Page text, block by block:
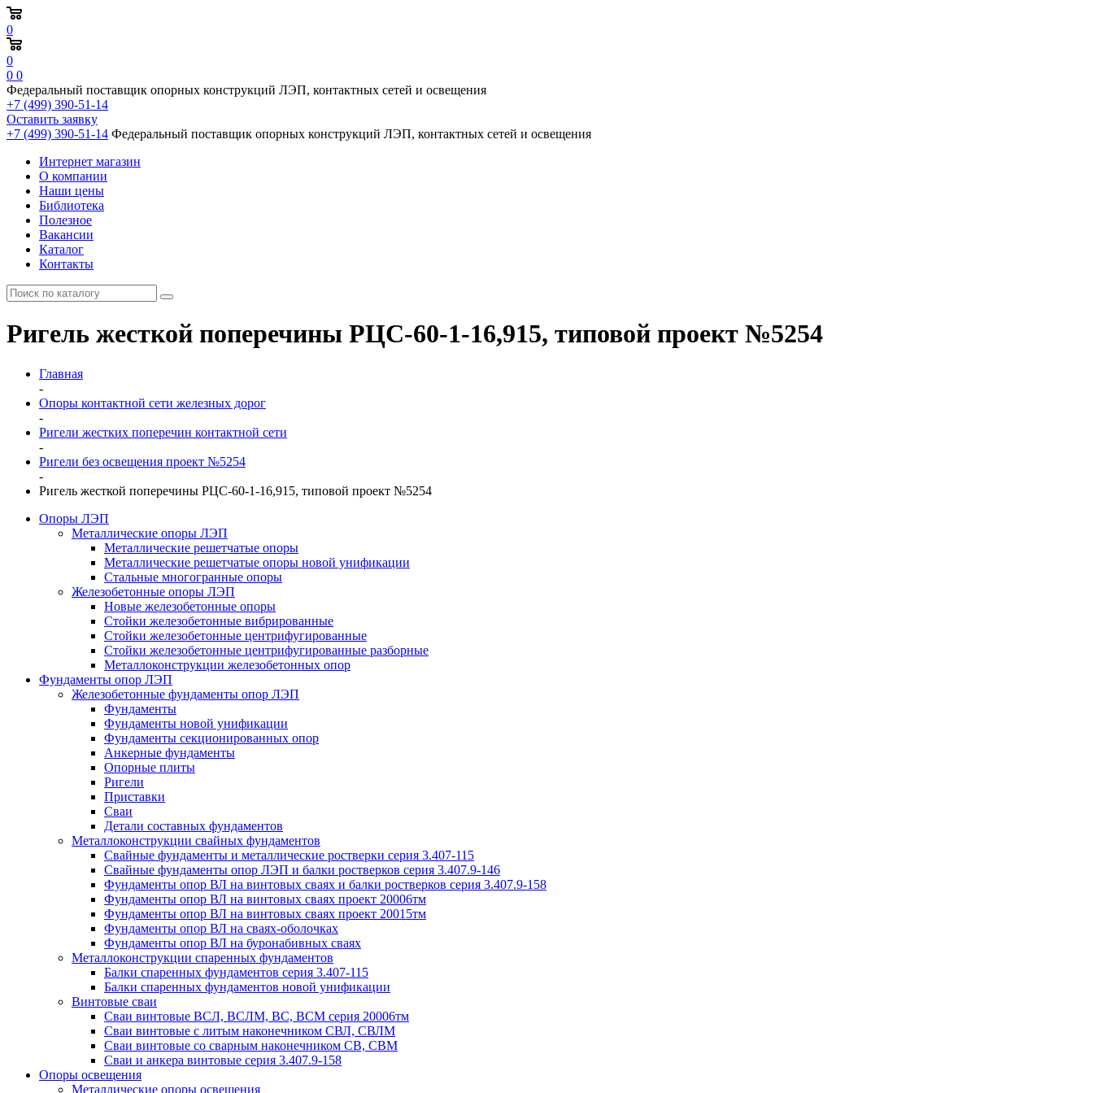
0
0
0 0
Федеральный поставщик опорных конструкций ЛЭП, контактных сетей и освещения
+7 (499) 390-51-14
Оставить заявку
+7 (499) 390-51-14 Федеральный поставщик опорных конструкций ЛЭП, контактных сетей и освещения
Интернет магазин
О компании
Наши цены
Библиотека
Полезное
Вакансии
Каталог
Контакты
Ригель жесткой поперечины РЦС-60-1-16,915, типовой проект №5254
Главная
-
Опоры контактной сети железных дорог
-
Ригели жестких поперечин контактной сети
-
Ригели без освещения проект №5254
-
Ригель жесткой поперечины РЦС-60-1-16,915, типовой проект №5254
Опоры ЛЭП
Металлические опоры ЛЭП
Металлические решетчатые опоры
Металлические решетчатые опоры новой унификации
Стальные многогранные опоры
Железобетонные опоры ЛЭП
Новые железобетонные опоры
Стойки железобетонные вибрированные
Стойки железобетонные центрифугированные
Стойки железобетонные центрифугированные разборные
Металлоконструкции железобетонных опор
Фундаменты опор ЛЭП
Железобетонные фундаменты опор ЛЭП
Фундаменты
Фундаменты новой унификации
Фундаменты секционированных опор
Анкерные фундаменты
Опорные плиты
Ригели
Приставки
Сваи
Детали составных фундаментов
Металлоконструкции свайных фундаментов
Свайные фундаменты и металлические ростверки серия 3.407-115
Свайные фундаменты опор ЛЭП и балки ростверков серия 3.407.9-146
Фундаменты опор ВЛ на винтовых сваях и балки ростверков серия 3.407.9-158
Фундаменты опор ВЛ на винтовых сваях проект 20006тм
Фундаменты опор ВЛ на винтовых сваях проект 20015тм
Фундаменты опор ВЛ на сваях-оболочках
Фундаменты опор ВЛ на буронабивных сваях
Металлоконструкции спаренных фундаментов
Балки спаренных фундаментов серия 3.407-115
Балки спаренных фундаментов новой унификации
Винтовые сваи
Сваи винтовые ВСЛ, ВСЛМ, ВС, ВСМ серия 20006тм
Сваи винтовые с литым наконечником СВЛ, СВЛМ
Сваи винтовые со сварным наконечником СВ, СВМ
Сваи и анкера винтовые серия 3.407.9-158
Опоры освещения
Металлические опоры освещения